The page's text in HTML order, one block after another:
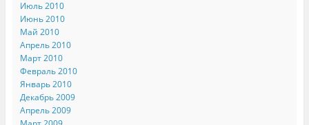
Июль 2010
Июнь 2010
Май 2010
Апрель 2010
Март 2010
Февраль 2010
Январь 2010
Декабрь 2009
Апрель 2009